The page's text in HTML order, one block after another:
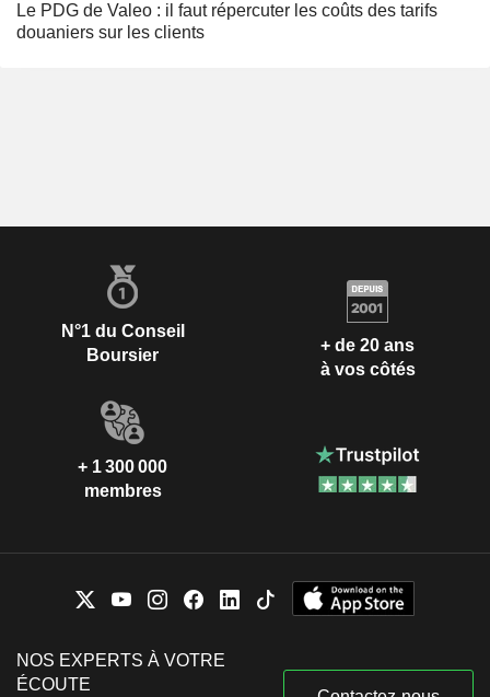
Le PDG de Valeo : il faut répercuter les coûts des tarifs
douaniers sur les clients
N°1 du Conseil
Boursier
+ de 20 ans
à vos côtés
+ 1 300 000
membres
NOS EXPERTS À VOTRE
ÉCOUTE